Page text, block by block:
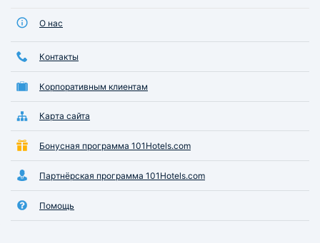
О нас
Контакты
Корпоративным клиентам
Карта сайта
Бонусная программа 101Hotels.com
Партнёрская программа 101Hotels.com
Помощь